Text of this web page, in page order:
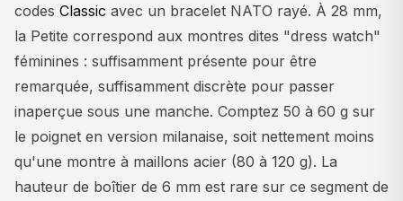
codes Classic avec un bracelet NATO rayé. À 28 mm,
la Petite correspond aux montres dites "dress watch"
féminines : suffisamment présente pour être
remarquée, suffisamment discrète pour passer
inaperçue sous une manche. Comptez 50 à 60 g sur
le poignet en version milanaise, soit nettement moins
qu'une montre à maillons acier (80 à 120 g). La
hauteur de boîtier de 6 mm est rare sur ce segment de